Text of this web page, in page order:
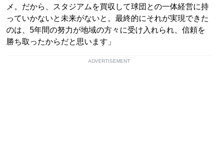
メ。だから、スタジアムを買収して球団との一体経営に持
っていかないと未来がないと。最終的にそれが実現できた
のは、5年間の努力が地域の方々に受け入れられ、信頼を
勝ち取ったからだと思います」
ADVERTISEMENT